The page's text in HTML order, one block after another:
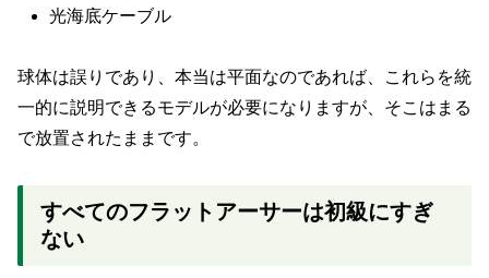
光海底ケーブル
球体は誤りであり、本当は平面なのであれば、これらを統
一的に説明できるモデルが必要になりますが、そこはまる
で放置されたままです。
すべてのフラットアーサーは初級にすぎ
ない